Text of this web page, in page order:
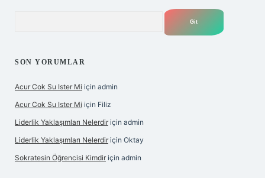
SON YORUMLAR
Acur Cok Su Ister Mi için admin
Acur Cok Su Ister Mi için Filiz
Liderlik Yaklaşımları Nelerdir için admin
Liderlik Yaklaşımları Nelerdir için Oktay
Sokratesin Öğrencisi Kimdir için admin